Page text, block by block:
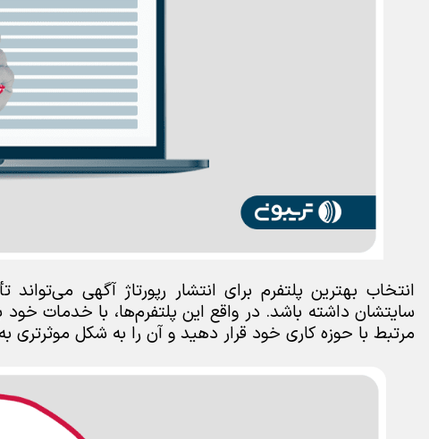
انتخاب بهترین پلتفرم‌ برای انتشار رپورتاژ آگهی
سایتشان داشته باشد. در واقع این پلتفرم‌ها، با خدمات
مرتبط با حوزه کاری خود قرار دهید و آن را به شکل موثرتری